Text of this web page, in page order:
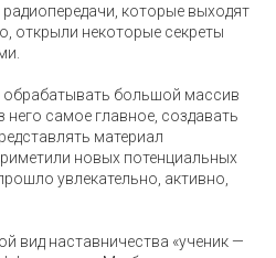
радиопередачи, которые выходят
открыли некоторые секреты
большой массив
самое главное, создавать
материал
новых потенциальных
увлекательно, активно,
вид наставничества «ученик —